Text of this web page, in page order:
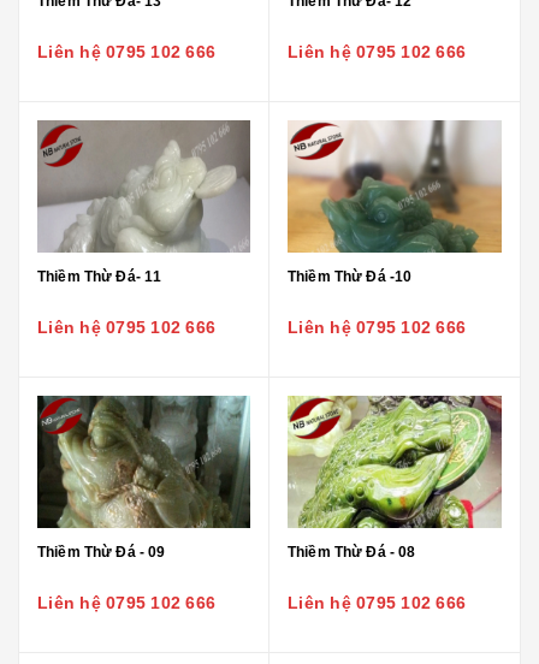
Liên hệ 0795 102 666 Liên hệ 0795 102 666
Thiềm Thừ Đá- 11
Liên hệ 0795 102 666
Thiềm Thừ Đá -10
Liên hệ 0795 102 666
Thiềm Thừ Đá - 09
Liên hệ 0795 102 666
Thiềm Thừ Đá - 08
Liên hệ 0795 102 666